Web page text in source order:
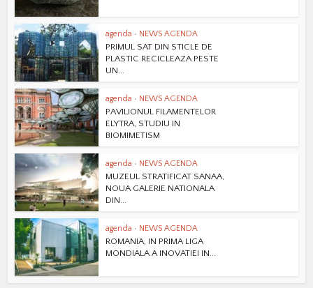
agenda • NEWS AGENDA
PRIMUL SAT DIN STICLE DE
PLASTIC RECICLEAZA PESTE
UN...
agenda • NEWS AGENDA
PAVILIONUL FILAMENTELOR
ELYTRA, STUDIU IN
BIOMIMETISM
agenda • NEWS AGENDA
MUZEUL STRATIFICAT SANAA,
NOUA GALERIE NATIONALA
DIN...
agenda • NEWS AGENDA
ROMANIA, IN PRIMA LIGA
MONDIALA A INOVATIEI IN...